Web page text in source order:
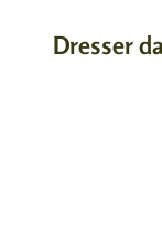
Dresser